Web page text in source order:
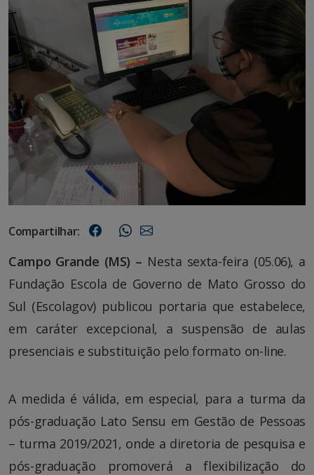
Compartilhar:
Campo Grande (MS) – Nesta sexta-feira (05.06), a
Fundação Escola de Governo de Mato Grosso do
Sul (Escolagov) publicou portaria que estabelece,
em caráter excepcional, a suspensão de aulas
presenciais e substituição pelo formato on-line.
A medida é válida, em especial, para a turma da
pós-graduação Lato Sensu em Gestão de Pessoas
– turma 2019/2021, onde a diretoria de pesquisa e
pós-graduação promoverá a flexibilização do